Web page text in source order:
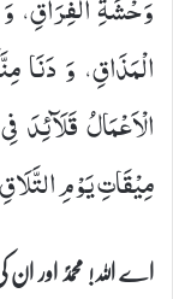
الْمَذَاقِ، وَ دَنَا
الْاَعْمَالُ قَلَآئِدَ
مِیْقَاتِ یَوْمِ
اے اللہ! محمدؐ اور